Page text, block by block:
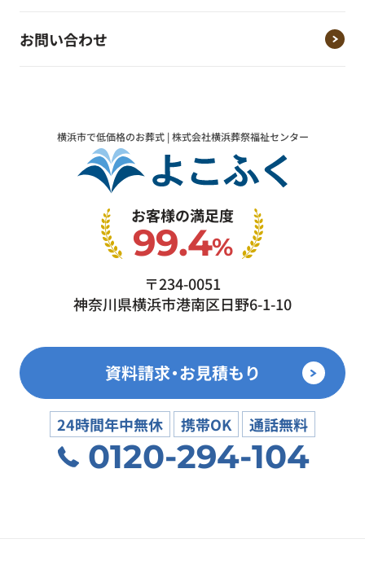
お問い合わせ
横浜市で低価格のお葬式 | 株式会社横浜葬祭福祉センター
お客様の満足度
99.4%
〒234-0051
神奈川県横浜市港南区日野6-1-10
資料請求・お見積もり
24時間年中無休 携帯OK 通話無料
0120-294-104